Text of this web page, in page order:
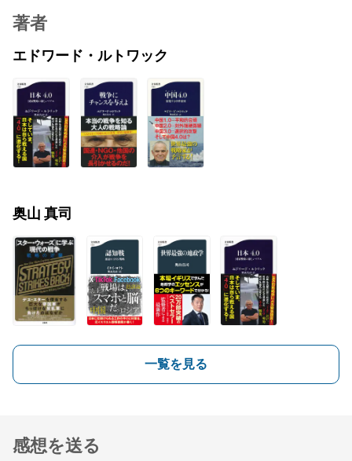
著者
エドワード・ルトワック
奥山 真司
一覧を見る
感想を送る